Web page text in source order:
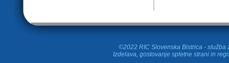
©2022 RIC Slovenska Bistrica - služba
Izdelava, gostovanje spletne strani in